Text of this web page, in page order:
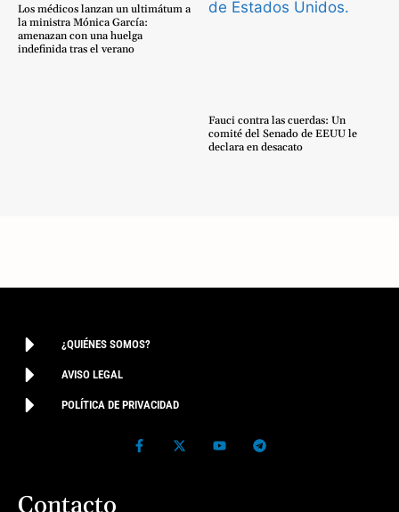
Los médicos lanzan un ultimátum a
la ministra Mónica García:
amenazan con una huelga
indefinida tras el verano
Fauci contra las cuerdas: Un
comité del Senado de EEUU le
declara en desacato
¿QUIÉNES SOMOS?
AVISO LEGAL
POLÍTICA DE PRIVACIDAD